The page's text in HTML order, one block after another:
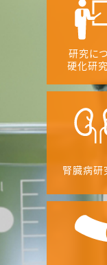
研究に
硬化研
腎臓病研